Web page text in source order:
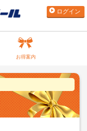
ログイン
お得案内